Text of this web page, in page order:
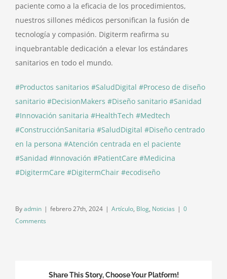
paciente como a la eficacia de los procedimientos,
nuestros sillones médicos personifican la fusión de
tecnología y compasión. Digiterm reafirma su
inquebrantable dedicación a elevar los estándares
sanitarios en todo el mundo.
#Productos sanitarios #SaludDigital #Proceso de diseño
sanitario #DecisionMakers #Diseño sanitario #Sanidad
#Innovación sanitaria #HealthTech #Medtech
#ConstrucciónSanitaria #SaludDigital #Diseño centrado
en la persona #Atención centrada en el paciente
#Sanidad #Innovación #PatientCare #Medicina
#DigitermCare #DigitermChair #ecodiseño
Byadmin | febrero 27th, 2024 | Artículo, Blog, Noticias | 0
Comments
Share This Story, Choose Your Platform!